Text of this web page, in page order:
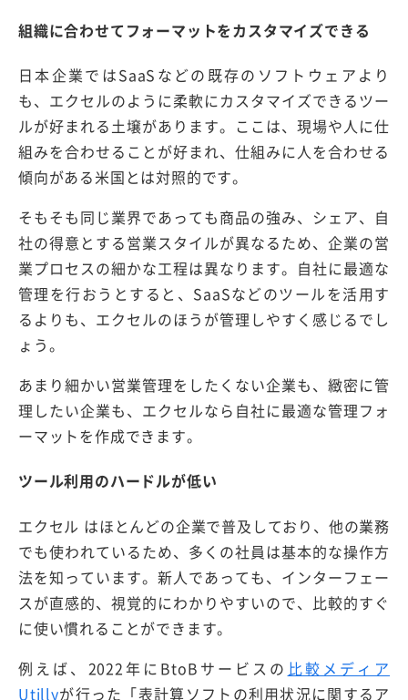
組織に合わせてフォーマットをカスタマイズできる
日本企業ではSaaSなどの既存のソフトウェアより
も、エクセルのように柔軟にカスタマイズできるツー
ルが好まれる土壌があります。ここは、現場や人に仕
組みを合わせることが好まれ、仕組みに人を合わせる
傾向がある米国とは対照的です。
そもそも同じ業界であっても商品の強み、シェア、自
社の得意とする営業スタイルが異なるため、企業の営
業プロセスの細かな工程は異なります。自社に最適な
管理を行おうとすると、SaaSなどのツールを活用す
るよりも、エクセルのほうが管理しやすく感じるでし
ょう。
あまり細かい営業管理をしたくない企業も、緻密に管
理したい企業も、エクセルなら自社に最適な管理フォ
ーマットを作成できます。
ツール利用のハードルが低い
エクセル はほとんどの企業で普及しており、他の業務
でも使われているため、多くの社員は基本的な操作方
法を知っています。新人であっても、インターフェー
スが直感的、視覚的にわかりやすいので、比較的すぐ
に使い慣れることができます。
例えば、2022年にBtoBサービスの 比較メディア
Utillyが行った「表計算ソフトの利用状況に関するア